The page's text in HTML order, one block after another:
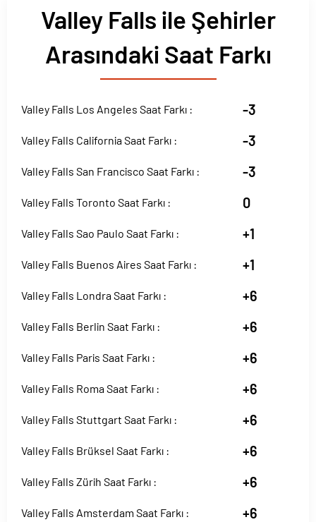
Valley Falls ile Şehirler
Arasındaki Saat Farkı
Valley Falls Los Angeles Saat Farkı : -3
Valley Falls California Saat Farkı : -3
Valley Falls San Francisco Saat Farkı : -3
Valley Falls Toronto Saat Farkı : 0
Valley Falls Sao Paulo Saat Farkı : +1
Valley Falls Buenos Aires Saat Farkı : +1
Valley Falls Londra Saat Farkı : +6
Valley Falls Berlin Saat Farkı : +6
Valley Falls Paris Saat Farkı : +6
Valley Falls Roma Saat Farkı : +6
Valley Falls Stuttgart Saat Farkı : +6
Valley Falls Brüksel Saat Farkı : +6
Valley Falls Zürih Saat Farkı : +6
Valley Falls Amsterdam Saat Farkı : +6